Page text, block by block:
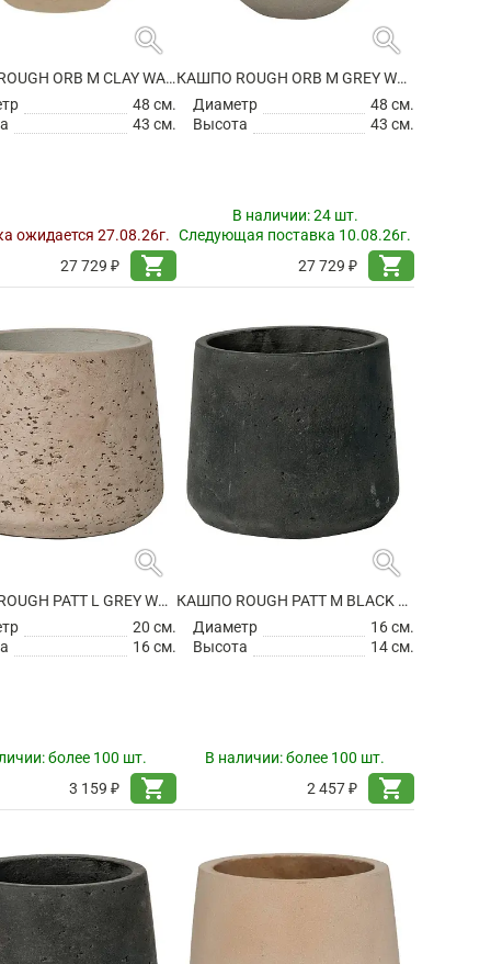
search
КАШПО ROUGH ORB M CLAY WASHED
48 см.
43 см.
ожидается 27.08.26г.
27 729 ₽
shopping_cart
search
КАШПО ROUGH ORB M GREY WASHED
Диаметр
48 см.
Высота
43 см.
В наличии:24 шт.
Следующая поставка 10.08.26г.
27 729 ₽
shopping_cart
search
КАШПО ROUGH PATT L GREY WASHED
20 см.
16 см.
более 100 шт.
3 159 ₽
shopping_cart
search
КАШПО ROUGH PATT M BLACK WASHED
Диаметр
16 см.
Высота
14 см.
В наличии:более 100 шт.
2 457 ₽
shopping_cart